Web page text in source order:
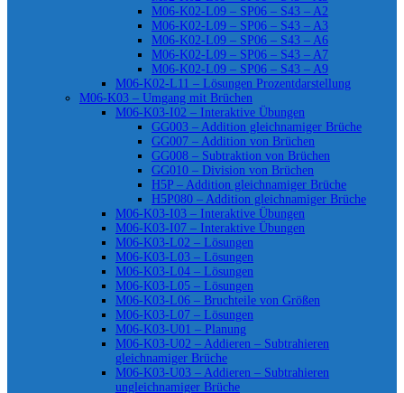
M06-K02-L09 – SP06 – S43 – A2
M06-K02-L09 – SP06 – S43 – A3
M06-K02-L09 – SP06 – S43 – A6
M06-K02-L09 – SP06 – S43 – A7
M06-K02-L09 – SP06 – S43 – A9
M06-K02-L11 – Lösungen Prozentdarstellung
M06-K03 – Umgang mit Brüchen
M06-K03-I02 – Interaktive Übungen
GG003 – Addition gleichnamiger Brüche
GG007 – Addition von Brüchen
GG008 – Subtraktion von Brüchen
GG010 – Division von Brüchen
H5P – Addition gleichnamiger Brüche
H5P080 – Addition gleichnamiger Brüche
M06-K03-I03 – Interaktive Übungen
M06-K03-I07 – Interaktive Übungen
M06-K03-L02 – Lösungen
M06-K03-L03 – Lösungen
M06-K03-L04 – Lösungen
M06-K03-L05 – Lösungen
M06-K03-L06 – Bruchteile von Größen
M06-K03-L07 – Lösungen
M06-K03-U01 – Planung
M06-K03-U02 – Addieren – Subtrahieren
gleichnamiger Brüche
M06-K03-U03 – Addieren – Subtrahieren
ungleichnamiger Brüche